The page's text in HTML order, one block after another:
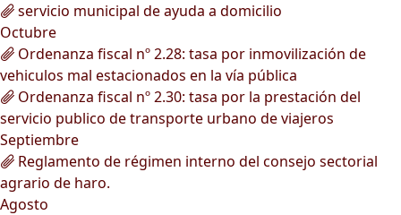
servicio municipal de ayuda a domicilio
Octubre
Ordenanza fiscal nº 2.28: tasa por inmovilización de
vehiculos mal estacionados en la vía pública
Ordenanza fiscal nº 2.30: tasa por la prestación del
servicio publico de transporte urbano de viajeros
Septiembre
Reglamento de régimen interno del consejo sectorial
agrario de haro.
Agosto